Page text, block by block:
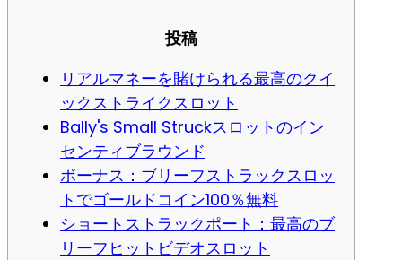
投稿
リアルマネーを賭けられる最高のクイ
ックストライクスロット
Bally's Small Struckスロットのイン
センティブラウンド
ボーナス：ブリーフストラックスロッ
トでゴールドコイン100％無料
ショートストラックポート：最高のブ
リーフヒットビデオスロット